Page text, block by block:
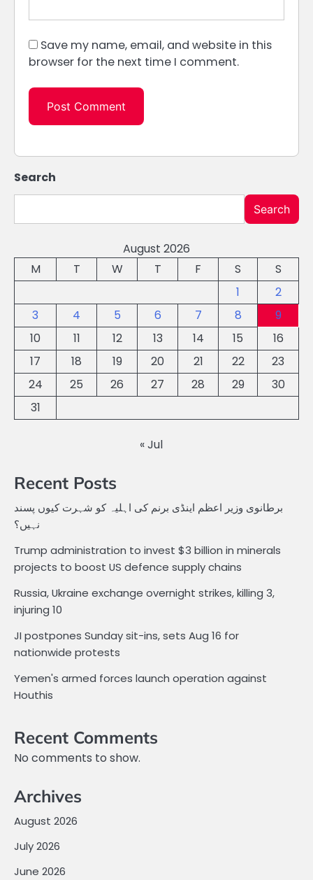
Save my name, email, and website in this
browser for the next time I comment.
Search
Search
August 2026
M
T W T F S
S
1
2
3
4 5 6 7 8
9
10
11 12 13 14 15
16
17
18 19 20 21 22
23
24
25 26 27 28 29
30
31
« Jul
Recent Posts
برطانوی وزیر اعظم اینڈی برنم کی اہلیہ کو شہرت کیوں پسند
نہیں؟
Trump administration to invest $3 billion in minerals
projects to boost US defence supply chains
Russia, Ukraine exchange overnight strikes, killing 3,
injuring 10
JI postpones Sunday sit-ins, sets Aug 16 for
nationwide protests
Yemen's armed forces launch operation against
Houthis
Recent Comments
No comments to show.
Archives
August 2026
July 2026
June 2026